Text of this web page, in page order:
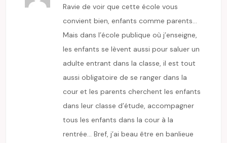
Ravie de voir que cette école vous
convient bien, enfants comme parents…
Mais dans l’école publique où j’enseigne,
les enfants se lèvent aussi pour saluer un
adulte entrant dans la classe, il est tout
aussi obligatoire de se ranger dans la
cour et les parents cherchent les enfants
dans leur classe d’étude, accompagner
tous les enfants dans la cour à la
rentrée… Bref, j’ai beau être en banlieue